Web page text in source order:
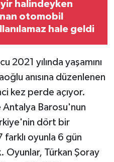
halindeyken
otomobil
hale geldi
2021 yılında yaşamını
anısına düzenlenen
kez perde açıyor.
Barosu'nun
dört bir
farklı oyunla 6 gün
Oyunlar, Türkan Şoray